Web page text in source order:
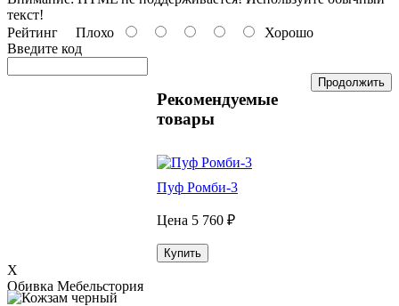
текст!
Рейтинг Плохо
Хорошо
Введите код
Продолжить
Рекомендуемые
товары
Пуф Ромби-3
Цена 5 760 ₽
Купить
X
Обивка Мебельстория